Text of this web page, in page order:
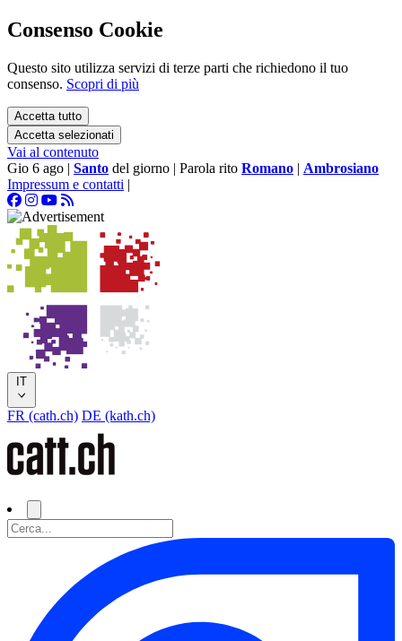
Consenso Cookie
Questo sito utilizza servizi di terze parti che richiedono il tuo
consenso. Scopri di più
Accetta tutto
Accetta selezionati
Vai al contenuto
Gio 6 ago | Santo del giorno | Parola rito Romano | Ambrosiano
Impressum e contatti |
IT
FR (cath.ch) DE (kath.ch)